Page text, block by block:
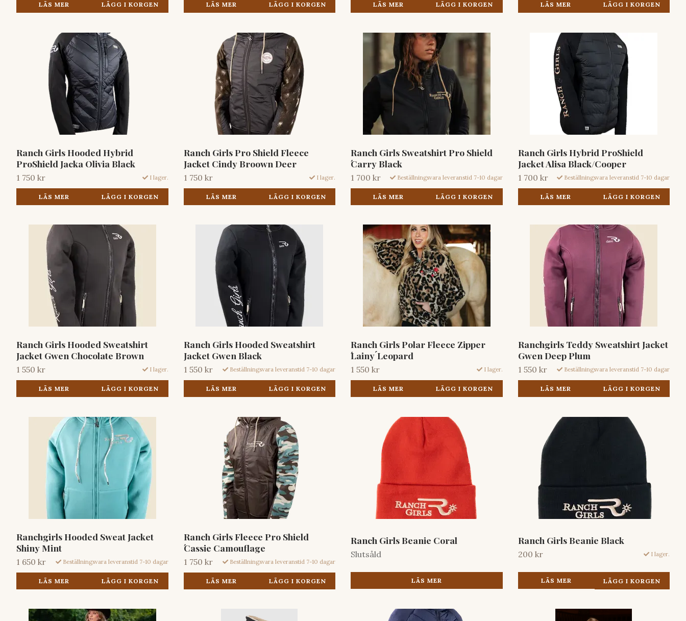
LÄS MER LÄGG I KORGEN LÄS MER LÄGG I KORGEN LÄS MER LÄGG I KORGEN LÄS MER LÄGG I KORGEN
Ranch Girls Hooded Hybrid
ProShield Jacka Olivia Black
1 750 kr I lager.
LÄS MER LÄGG I KORGEN
Ranch Girls Pro Shield Fleece
Jacket Cindy Broown Deer
1 750 kr I lager.
LÄS MER LÄGG I KORGEN
Ranch Girls Sweatshirt Pro Shield
́Carry Black
1 700 kr Beställningsvara leveranstid 7-10 dagar
LÄS MER LÄGG I KORGEN
Ranch Girls Hybrid ProShield
Jacket Alisa Black/Cooper
1 700 kr Beställningsvara leveranstid 7-10 dagar
LÄS MER LÄGG I KORGEN
Ranch Girls Hooded Sweatshirt
Jacket Gwen Chocolate Brown
1 550 kr I lager.
LÄS MER LÄGG I KORGEN
Ranch Girls Hooded Sweatshirt
Jacket Gwen Black
1 550 kr Beställningsvara leveranstid 7-10 dagar
LÄS MER LÄGG I KORGEN
Ranch Girls Polar Fleece Zipper
́Lainy ́Leopard
1 550 kr I lager.
LÄS MER LÄGG I KORGEN
Ranchgirls Teddy Sweatshirt Jacket
Gwen Deep Plum
1 550 kr Beställningsvara leveranstid 7-10 dagar
LÄS MER LÄGG I KORGEN
Ranchgirls Hooded Sweat Jacket
Shiny Mint
1 650 kr Beställningsvara leveranstid 7-10 dagar
LÄS MER LÄGG I KORGEN
Ranch Girls Fleece Pro Shield
́Cassie Camouflage
1 750 kr Beställningsvara leveranstid 7-10 dagar
LÄS MER LÄGG I KORGEN
Ranch Girls Beanie Coral
Slutsåld
LÄS MER
Ranch Girls Beanie Black
200 kr I lager.
LÄS MER